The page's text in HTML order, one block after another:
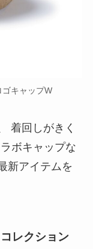
キャップW
着回しがきく
ボキャップな
新アイテムを
レクション